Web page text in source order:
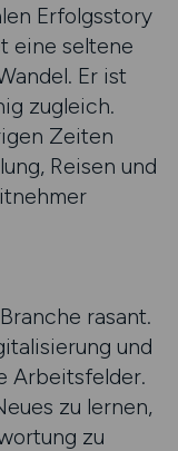
Erfolgsstory
eine seltene
Er ist
zugleich.
Zeiten
Reisen und
rasant.
und
Arbeitsfelder.
zu lernen,
zu